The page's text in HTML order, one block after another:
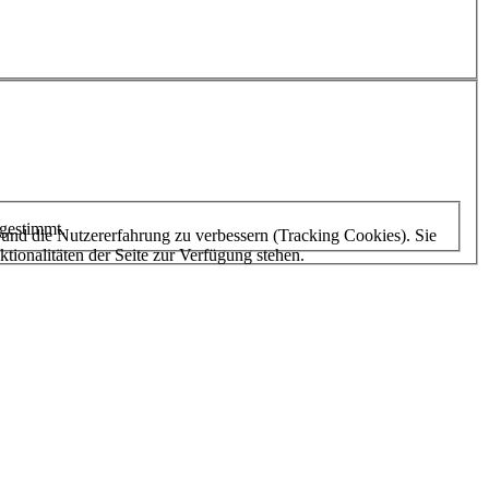
die Nutzererfahrung zu verbessern (Tracking Cookies). Sie
der Seite zur Verfügung stehen.